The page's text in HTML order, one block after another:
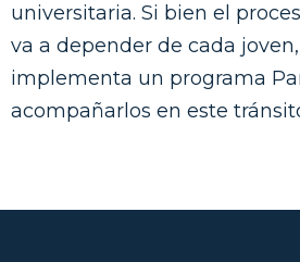
universitaria. Si bien el
va a depender de cada joven,
implementa un programa
acompañarlos en este